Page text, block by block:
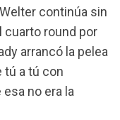
continúa sin
cuarto round por
arrancó la pelea
tú a tú con
no era la